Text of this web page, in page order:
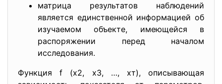
матрица результатов наблюдений
является единственной информацией об
изучаемом объекте, имеющейся в
распоряжении перед началом
исследования.
Функция f (x2, x3, …, xт), описывающая